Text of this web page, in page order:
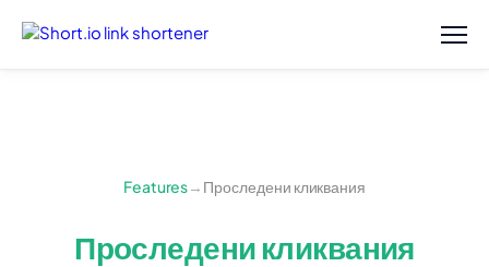
Features→ Проследени кликвания
Проследени кликвания